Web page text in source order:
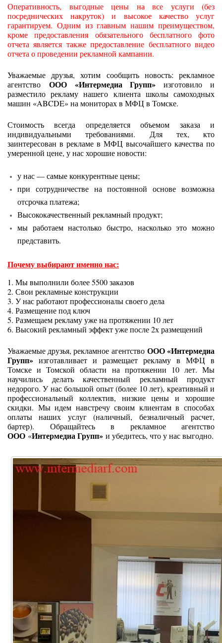
Оперативность, выгодные цены на все услуги (без
посреднических накруток) и высокое качество услуг
гарантируем. Одним из главным нашим преимуществом,
кроме предоставления обязательного бесплатного фото
отчета является также предоставление бесплатного видео
отчета о проведении рекламной кампании.
Уважаемые друзья, хотим сообщить новость: рекламное
агентство ООО «Интермедиа Групп» изготовило и
разместило рекламу нашего клиента школы самоходных
машин «ABCDE» на мониторах в МФЦ в Томске.
Стоимость всегда определяется объемом заказа и
индивидуальными требованиями. Для тех, кто
заинтересован в рекламе в МФЦ высочайшего качества по
умеренной цене, у нас хорошие новости:
у нас — самые конкурентные цены;
при сотрудничестве на постоянной основе возможна
отсрочка платежа;
Высококачественный рекламный продукт;
мы работаем настолько быстро, насколько это можно
представить.
Почему выбирают именно нас:
1. Мы выполнили более 5500 заказов
2. Свои рекламные конструкции
3. У нас работают профессионалы своего дела
4. Размещение под ключ
5. Размещаем рекламу уже на протяжении 10 лет
6. Высокий рекламный эффект уже после 2х размещений
Уважаемые друзья, рекламное агентство ООО «Интермедиа
Групп» изготавливает и размещает рекламу в МФЦ в
Томске и Томской области на протяжении 10 лет. Мы
научились делать качественный рекламный продукт
недорого. У нас большой опыт (более 10 лет), креативный и
профессиональный коллектив, низкие цены и хорошие
скидки. Мы идем навстречу своим клиентам в способах
оплаты наших услуг (наличный, безналичный расчет,
бартер). Обращайтесь в рекламное агентство
ООО «Интермедиа Групп» и убедитесь, что у нас выгодно.